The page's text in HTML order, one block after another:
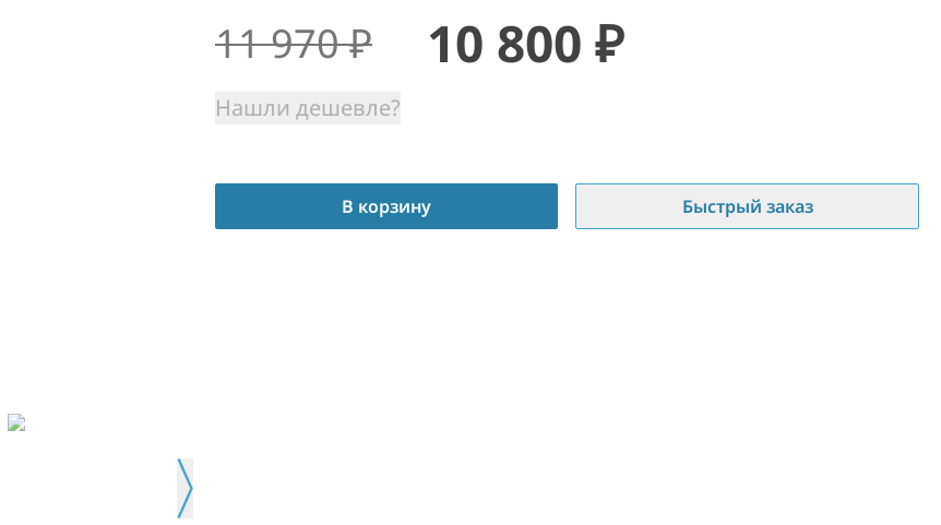
11 970₽ 10 800 ₽
Нашли дешевле?
В корзину Быстрый заказ